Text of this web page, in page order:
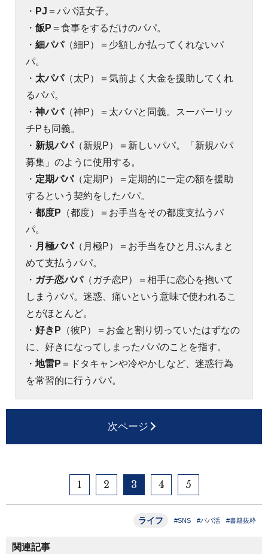
・ PJ ＝パパ活女子。
・ 飯P ＝食事をするだけのパパ。
・ 細パパ（細P）＝少額しか払ってくれないパ
パ。
・ 太パパ（太P）＝気前よく大金を援助してくれ
るパパ。
・ 神パパ（神P）＝太パパと同義。スーパーリッ
チPも同義。
・ 新規パパ（新規P）＝新しいパパ。「新規パパ
募集」のように使用する。
・ 定期パパ（定期P）＝定期的に一定の額を援助
するという契約をしたパパ。
・ 都度P （都度）＝お手当をその都度支払うパ
パ。
・ 月極パパ（月極P）＝お手当をひと月ぶんまと
めて支払うパパ。
・ ガチ恋パパ（ガチ恋P）＝相手に恋心を抱いて
しまうパパ。迷惑、痛いという意味で使われるこ
とがほとんど。
・ 好きP （彼P）＝お金と割り切っていたはずなの
に、好きになってしまったパパのことを指す。
・ 地雷P ＝ドタキャンや冷やかしなど、迷惑行為
を常習的に行うパパ。
次ページ
1 2 3 4 5
ライフ #SNS #パパ活 #書籍抜粋
関連記事